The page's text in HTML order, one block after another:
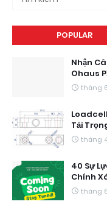
POPULAR
Nhận
Ohaus
tháng
Tải
tháng
40 Sự
Chính
tháng